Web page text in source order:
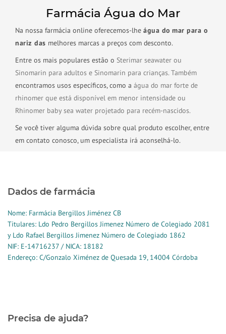
Farmácia Água do Mar
Na nossa farmácia online oferecemos-lhe água do mar para o
nariz das melhores marcas a preços com desconto.
Entre os mais populares estão o Sterimar seawater ou
Sinomarin para adultos e Sinomarin para crianças. Também
encontramos usos específicos, como a água do mar forte de
rhinomer que está disponível em menor intensidade ou
Rhinomer baby sea water projetado para recém-nascidos.
Se você tiver alguma dúvida sobre qual produto escolher, entre
em contato conosco, um especialista irá aconselhá-lo.
Dados de farmácia
Nome: Farmácia Bergillos Jiménez CB
Titulares: Ldo Pedro Bergillos Jimenez Número de Colegiado 2081
y Ldo Rafael Bergillos Jimenez Número de Colegiado 1862
NIF: E-14716237 / NICA: 18182
Endereço: C/Gonzalo Ximénez de Quesada 19, 14004 Córdoba
Precisa de ajuda?